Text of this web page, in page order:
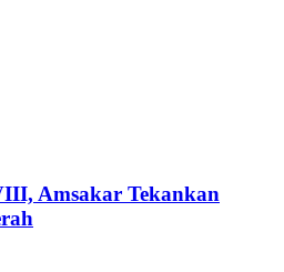
Amsakar Tekankan